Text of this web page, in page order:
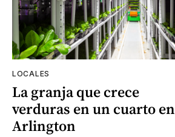
LOCALES
La granja que crece
verduras en un cuarto en
Arlington